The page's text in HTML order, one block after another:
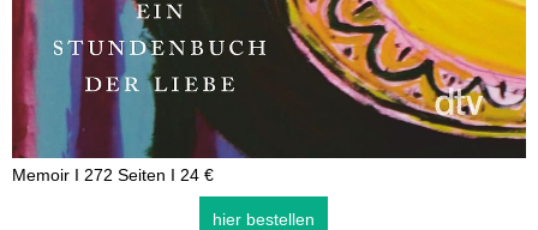
Memoir I 272 Seiten I 24 €
hier bestellen